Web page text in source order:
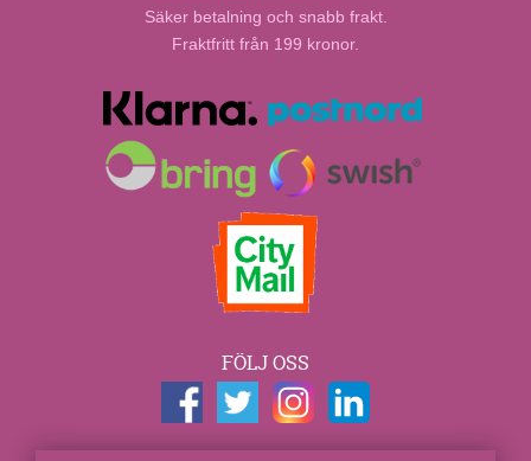
Säker betalning och snabb frakt.
Fraktfritt från 199 kronor.
FÖLJ OSS